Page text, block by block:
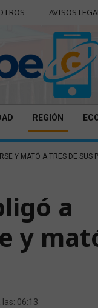
AVISOS
REGIÓN
Y MATÓ A TRES DE SUS
a
y
las: 06:13